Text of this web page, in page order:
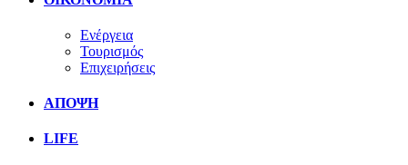
Ενέργεια
Τουρισμός
Επιχειρήσεις
ΑΠΟΨΗ
LIFE